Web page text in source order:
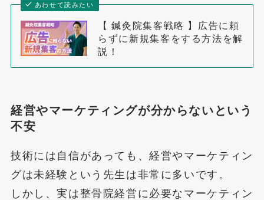
あわせて読みたい
【 鍼灸院集客戦略 】広告に頼
らずに新規集客をする方法を解
説！
経営やマーケティングが分からないという
不安
技術には自信があっても、経営やマーケティン
グは未経験という先生は非常に多いです。
しかし、実は整骨院経営に必要なマーケティン